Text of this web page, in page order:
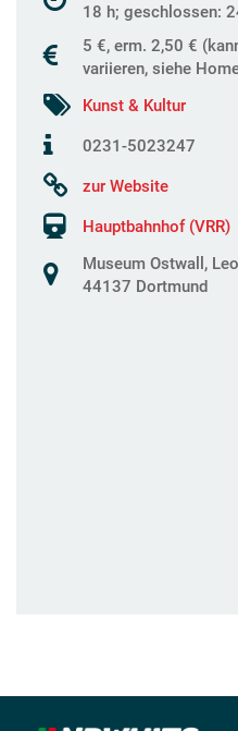
18 h; geschlossen:
5 €, erm. 2,50 €
variieren, siehe
Kunst & Kultur
0231-5023247
zur Website
Hauptbahnhof (VRR)
Museum Ostwall,
44137 Dortmund